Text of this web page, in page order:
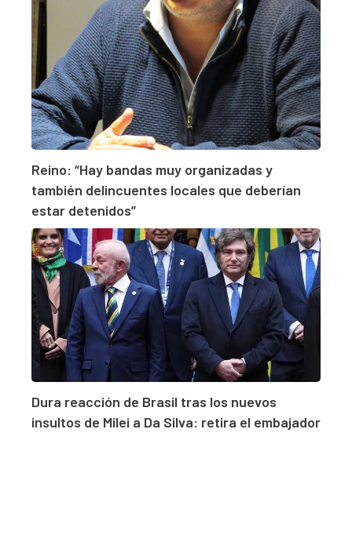
Reino: “Hay bandas muy organizadas y
también delincuentes locales que deberían
estar detenidos”
Dura reacción de Brasil tras los nuevos
insultos de Milei a Da Silva: retira el embajador